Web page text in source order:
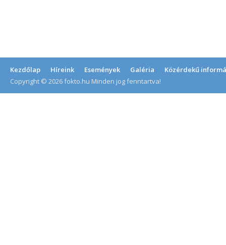
Kezdőlap Híreink Események Galéria
Közérdekű
Copyright © 2026 fokto.hu Minden jog fenntartva!